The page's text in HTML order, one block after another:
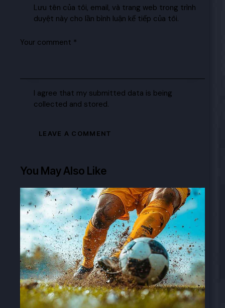
Lưu tên của tôi, email, và trang web trong trình
duyệt này cho lần bình luận kế tiếp của tôi.
I agree that my submitted data is being
collected and stored.
You May Also Like